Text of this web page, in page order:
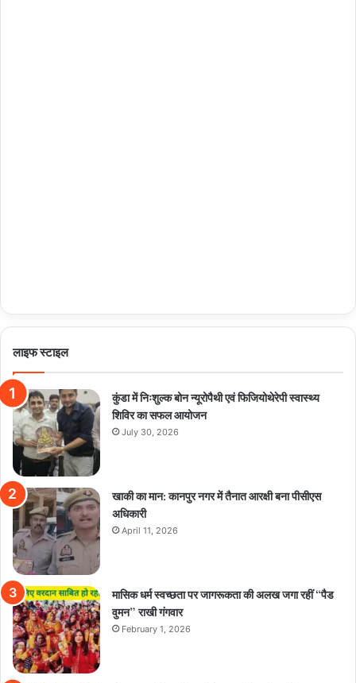
लाइफ स्टाइल
कुंडा में निःशुल्क बोन न्यूरोपैथी एवं फिजियोथेरेपी स्वास्थ्य
शिविर का सफल आयोजन
July 30, 2026
खाकी का मान: कानपुर नगर में तैनात आरक्षी बना पीसीएस
अधिकारी
April 11, 2026
मासिक धर्म स्वच्छता पर जागरूकता की अलख जगा रहीं “पैड
वुमन” राखी गंगवार
February 1, 2026